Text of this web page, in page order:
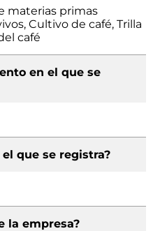
materias primas
Cultivo de café, Trilla
café
en el que se
que se registra?
la empresa?